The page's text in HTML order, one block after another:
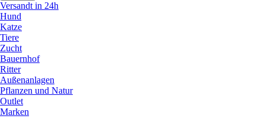
Versandt in 24h
Hund
Katze
Tiere
Zucht
Bauernhof
Ritter
Außenanlagen
Pflanzen und Natur
Outlet
Marken